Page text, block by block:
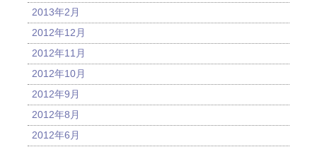
2013年2月
2012年12月
2012年11月
2012年10月
2012年9月
2012年8月
2012年6月